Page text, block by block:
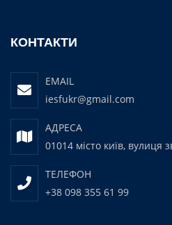
КОНТАКТИ
EMAIL
iesfukr@gmail.com
АДРЕСА
01014 місто київ, вулиця
ТЕЛЕФОН
+38 098 355 61 99